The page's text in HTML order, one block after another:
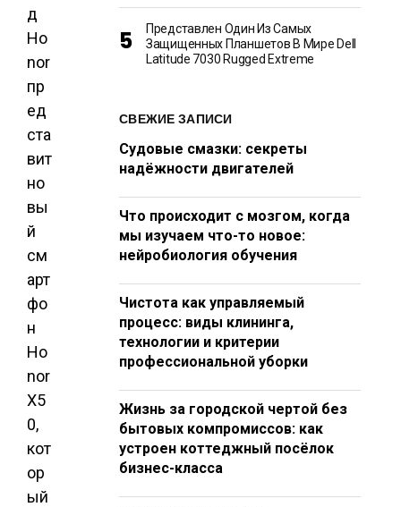
д
Ho
nor
пр
ед
ста
вит
но
вы
й
см
арт
фо
н
Ho
nor
X5
0,
кот
ор
ый
Представлен Один Из Самых
Защищенных Планшетов В Мире Dell
Latitude 7030 Rugged Extreme
СВЕЖИЕ ЗАПИСИ
Судовые смазки: секреты
надёжности двигателей
Что происходит с мозгом, когда
мы изучаем что-то новое:
нейробиология обучения
Чистота как управляемый
процесс: виды клининга,
технологии и критерии
профессиональной уборки
Жизнь за городской чертой без
бытовых компромиссов: как
устроен коттеджный посёлок
бизнес-класса